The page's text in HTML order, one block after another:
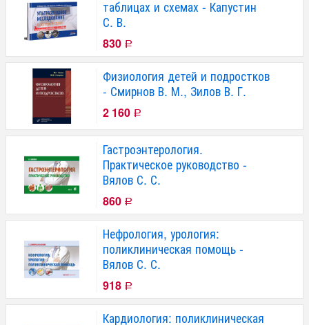
таблицах и схемах - Капустин
С. В.
830 Р
Физиология детей и подростков
- Смирнов В. М., Зилов В. Г.
2 160 Р
Гастроэнтерология.
Практическое руководство -
Вялов С. С.
860 Р
Нефрология, урология:
поликлиническая помощь -
Вялов С. С.
918 Р
Кардиология: поликлиническая